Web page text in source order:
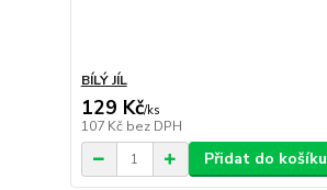
BÍLÝ JÍL
129 Kč/ks
107 Kč bez DPH
Přidat do košíku